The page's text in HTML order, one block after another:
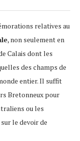
relatives au
, non seulement en
Calais dont les
des champs de
entier. Il suffit
Bretonneux pour
ou les
le devoir de